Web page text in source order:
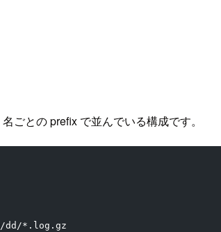
ごとの prefix で並んでいる構成です。
dd/*.log.gz